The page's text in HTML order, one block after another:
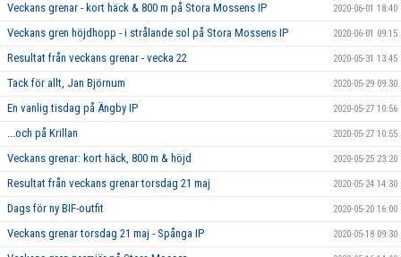
Veckans grenar - kort häck & 800 m på Stora Mossens IP 2020-06-01 18:40
Veckans gren höjdhopp - i strålande sol på Stora Mossens IP 2020-06-01 09:15
Resultat från veckans grenar - vecka 22 2020-05-31 13:45
Tack för allt, Jan Björnum 2020-05-29 09:30
En vanlig tisdag på Ängby IP 2020-05-27 10:56
...och på Krillan 2020-05-27 10:55
Veckans grenar: kort häck, 800 m & höjd 2020-05-25 23:20
Resultat från veckans grenar torsdag 21 maj 2020-05-24 14:30
Dags för ny BIF-outfit 2020-05-20 16:00
Veckans grenar torsdag 21 maj - Spånga IP 2020-05-18 09:30